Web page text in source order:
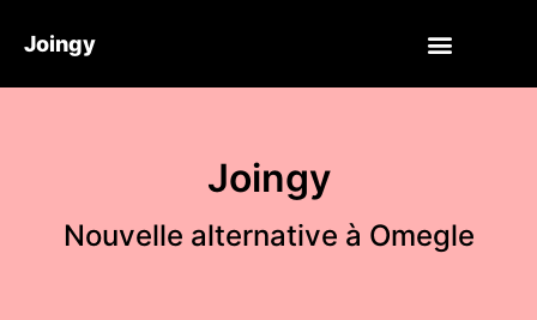
Joingy
Joingy
Nouvelle alternative à Omegle